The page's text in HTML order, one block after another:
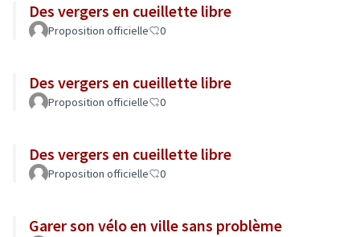
Des vergers en cueillette libre
Proposition officielle 0
Des vergers en cueillette libre
Proposition officielle 0
Des vergers en cueillette libre
Proposition officielle 0
Garer son vélo en ville sans problème